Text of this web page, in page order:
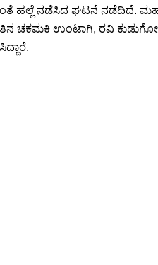
ಹಲ್ಲೆ ನಡೆಸಿದ ಘಟನೆ ನಡೆದಿದೆ.
ಚಕಮಕಿ ಉಂಟಾಗಿ, ರವಿ